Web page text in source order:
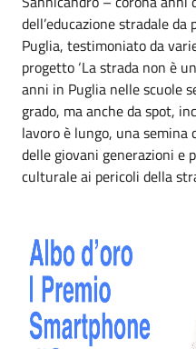
dell’educazione stradale da
Puglia, testimoniato da
progetto ‘La strada non è
anni in Puglia nelle scuole
grado, ma anche da spot,
lavoro è lungo, una semina
delle giovani generazioni e
culturale ai pericoli della